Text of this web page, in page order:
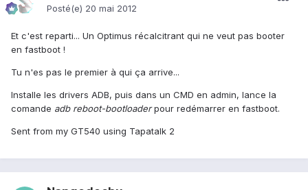
Posté(e) 20 mai 2012
Et c'est reparti... Un Optimus récalcitrant qui ne veut pas booter
en fastboot !
Tu n'es pas le premier à qui ça arrive...
Installe les drivers ADB, puis dans un CMD en admin, lance la
comande adb reboot-bootloaderpour redémarrer en fastboot.
Sent from my GT540 using Tapatalk 2